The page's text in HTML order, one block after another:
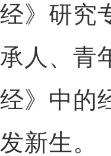
》研究
人、青
》中的
新生。